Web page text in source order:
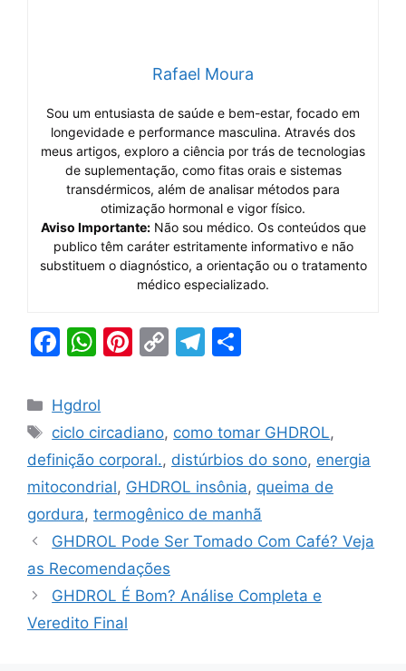
Rafael Moura
Sou um entusiasta de saúde e bem-estar, focado em
longevidade e performance masculina. Através dos
meus artigos, exploro a ciência por trás de tecnologias
de suplementação, como fitas orais e sistemas
transdérmicos, além de analisar métodos para
otimização hormonal e vigor físico.
Aviso Importante:Não sou médico. Os conteúdos que
publico têm caráter estritamente informativo e não
substituem o diagnóstico, a orientação ou o tratamento
médico especializado.
F
c
e
b
o
o
k
W
at
s
A
p
p
Pi
e
st
C
y
Li
n
k
T
gr
a
m
e
Categorias
Hgdrol
Tags
ciclo circadiano, como tomar GHDROL,
definição corporal., distúrbios do sono, energia
mitocondrial, GHDROL insônia, queima de
gordura, termogênico de manhã
GHDROL Pode Ser Tomado Com Café? Veja
as Recomendações
GHDROL É Bom? Análise Completa e
Veredito Final